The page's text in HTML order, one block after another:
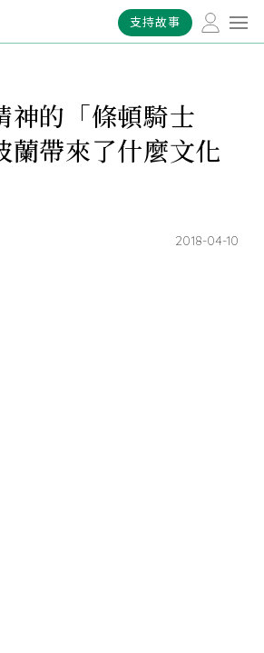
支持故事
神的「條頓騎士
蘭帶來了什麼文化
2018-04-10